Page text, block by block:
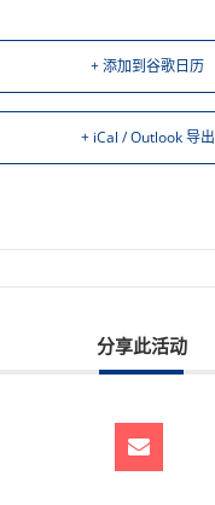
+ 添加到谷歌日历
+ iCal / Outlook 导出
分享此活动